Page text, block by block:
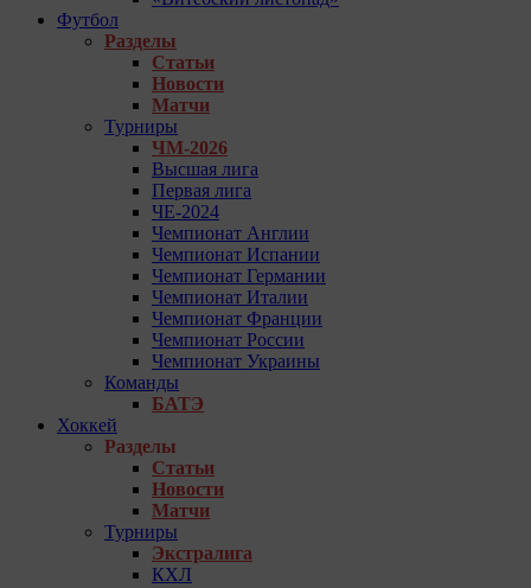
Футбол
Разделы
Статьи
Новости
Матчи
Турниры
ЧМ-2026
Высшая лига
Первая лига
ЧЕ-2024
Чемпионат Англии
Чемпионат Испании
Чемпионат Германии
Чемпионат Италии
Чемпионат Франции
Чемпионат России
Чемпионат Украины
Команды
БАТЭ
Хоккей
Разделы
Статьи
Новости
Матчи
Турниры
Экстралига
КХЛ